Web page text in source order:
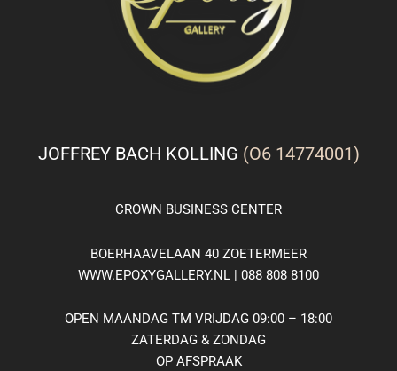
JOFFREY BACH KOLLING (O6 14774001)
CROWN BUSINESS CENTER
BOERHAAVELAAN 40 ZOETERMEER
WWW.EPOXYGALLERY.NL | 088 808 8100
OPEN MAANDAG TM VRIJDAG 09:00 – 18:00
ZATERDAG & ZONDAG
OP AFSPRAAK